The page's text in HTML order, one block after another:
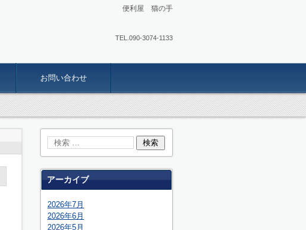
便利屋 猫の手
TEL. 090-3074-1133
お問い合わせ
アーカイブ
2026年7月
2026年6月
2026年5月